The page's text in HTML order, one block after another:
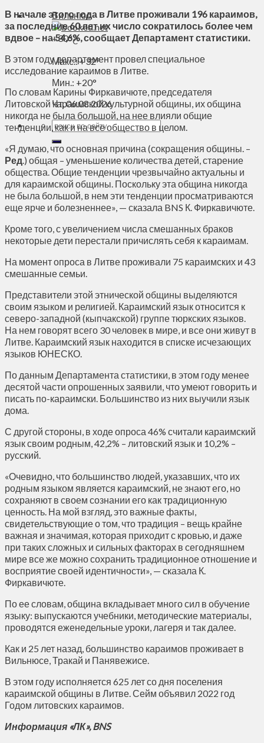
Вильнюс
+30°C
Макс.:+32°
Мин.: +20°
Чт, 06.08.2026
В начале этого года в Литве проживали 196 караимов,
за последние 60 лет их число сократилось более чем
вдвое – на 54,6%, сообщает Департамент статистики.
В этом году департамент провел специальное
исследование караимов в Литве.
По словам Карины Фиркавичюте, председателя
Литовской караимской культурной общины, их община
никогда не была большой, на нее влияли общие
тенденции, как и на все общество в целом.
«Я думаю, что основная причина (сокращения общины. –
Ред.) общая – уменьшение количества детей, старение
общества. Общие тенденции чрезвычайно актуальны и
для караимской общины. Поскольку эта община никогда
не была большой, в нем эти тенденции просматриваются
еще ярче и болезненнее», — сказала BNS К. Фиркавичюте.
Кроме того, с увеличением числа смешанных браков
некоторые дети перестали причислять себя к караимам.
На момент опроса в Литве проживали 75 караимских и 43
смешанные семьи.
Представители этой этнической общины выделяются
своим языком и религией. Караимский язык относится к
северо-западной (кыпчакской) группе тюркских языков.
На нем говорят всего 30 человек в мире, и все они живут в
Литве. Караимский язык находится в списке исчезающих
языков ЮНЕСКО.
По данным Департамента статистики, в этом году менее
десятой части опрошенных заявили, что умеют говорить и
писать по-караимски. Большинство из них выучили язык
дома.
С другой стороны, в ходе опроса 46% считали караимский
язык своим родным, 42,2% – литовский язык и 10,2% –
русский.
«Очевидно, что большинство людей, указавших, что их
родным языком является караимский, не знают его, но
сохраняют в своем сознании его как традиционную
ценность. На мой взгляд, это важные факты,
свидетельствующие о том, что традиция – вещь крайне
важная и значимая, которая приходит с кровью, и даже
при таких сложных и сильных факторах в сегодняшнем
мире все же можно сохранить традиционное отношение и
восприятие своей идентичности», — сказала К.
Фиркавичюте.
По ее словам, община вкладывает много сил в обучение
языку: выпускаются учебники, методические материалы,
проводятся еженедельные уроки, лагеря и так далее.
Как и 25 лет назад, большинство караимов проживает в
Вильнюсе, Тракай и Панявежисе.
В этом году исполняется 625 лет со дня поселения
караимской общины в Литве. Сейм объявил 2022 год
Годом литовских караимов.
Информация «ЛК», BNS